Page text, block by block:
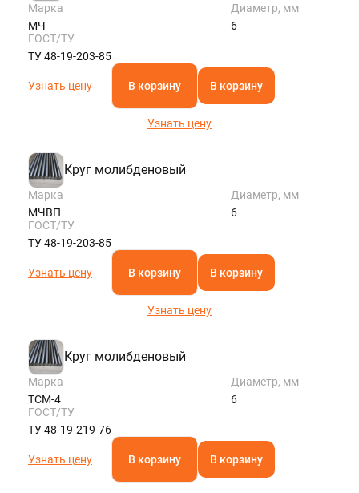
Марка
МЧ
Диаметр, мм
6
ГОСТ/ТУ
ТУ 48-19-203-85
Узнать цену В корзину В корзину
Узнать цену
Круг молибденовый
Марка
МЧВП
Диаметр, мм
6
ГОСТ/ТУ
ТУ 48-19-203-85
Узнать цену В корзину В корзину
Узнать цену
Круг молибденовый
Марка
ТСМ-4
Диаметр, мм
6
ГОСТ/ТУ
ТУ 48-19-219-76
Узнать цену В корзину В корзину